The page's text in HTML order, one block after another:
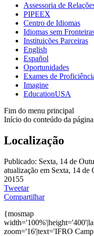
Assessoria de
PIPEEX
Centro de Idiomas
Idiomas sem
Instituições Parceiras
English
Español
Oportunidades
Exames de
Imagine
EducationUSA
Fim do menu principal
Início do conteúdo da página
Localização
Publicado: Sexta, 14 de
atualização em Sexta, 14
20155
Tweetar
Compartilhar
{mosmap
zoom='16'|text='IFRO